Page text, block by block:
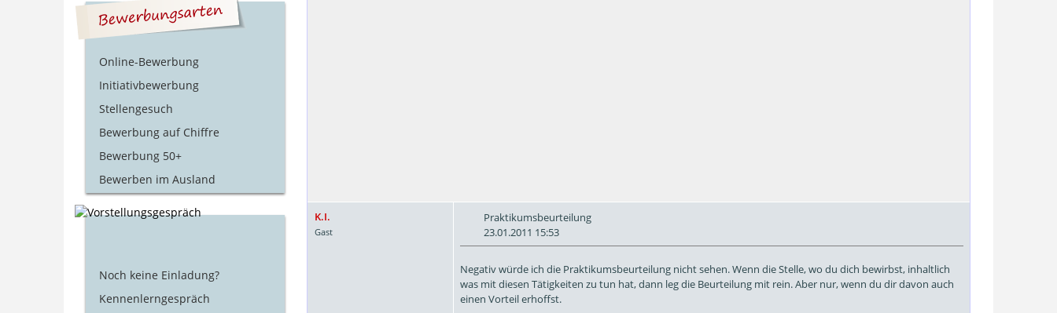
K.I.
Gast
Praktikumsbeurteilung
23.01.2011 15:53
Negativ würde ich die Praktikumsbeurteilung nicht sehen. Wenn die Stelle, wo du dich bewirbst, inhaltlich
was mit diesen Tätigkeiten zu tun hat, dann leg die Beurteilung mit rein. Aber nur, wenn du dir davon auch
einen Vorteil erhoffst.
Online-Bewerbung
Initiativbewerbung
Stellengesuch
Bewerbung auf Chiffre
Bewerbung 50+
Bewerben im Ausland
Noch keine Einladung?
Kennenlerngespräch